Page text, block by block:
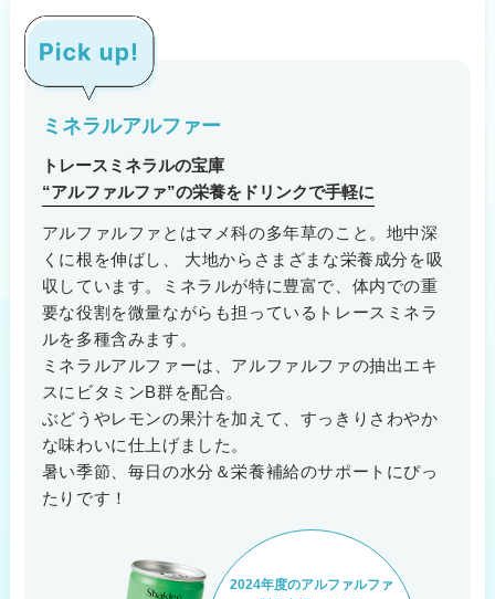
ミネラルアルファー
トレースミネラルの宝庫
“アルファルファ”の栄養をドリンクで手軽に
アルファルファとはマメ科の多年草のこと。地中深
くに根を伸ばし、
大地からさまざまな栄養成分を吸
収しています。ミネラルが特に豊富で、体内での重
要な役割を微量ながらも担っているトレースミネラ
ルを多種含みます。
ミネラルアルファーは、アルファルファの抽出エキ
スにビタミンB群を配合。
ぶどうやレモンの果汁を加えて、すっきりさわやか
な味わいに仕上げました。
暑い季節、毎日の水分＆栄養補給のサポートにぴっ
たりです！
2024年度のアルファルファ